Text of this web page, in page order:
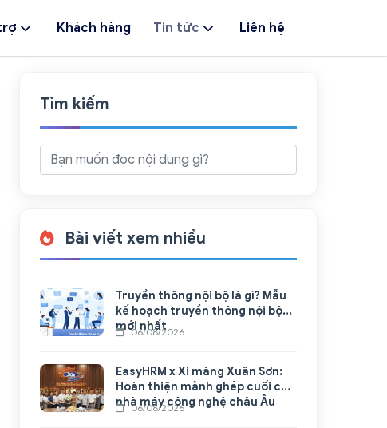
Khách hàng Tin tức Liên hệ
Tìm kiếm
Bài viết xem nhiều
Truyền thông nội bộ là gì? Mẫu
kế hoạch truyền thông nội bộ
mới nhất
06/08/2026
EasyHRM x Xi măng Xuân Sơn:
Hoàn thiện mảnh ghép cuối cho
nhà máy công nghệ châu Âu
06/08/2026